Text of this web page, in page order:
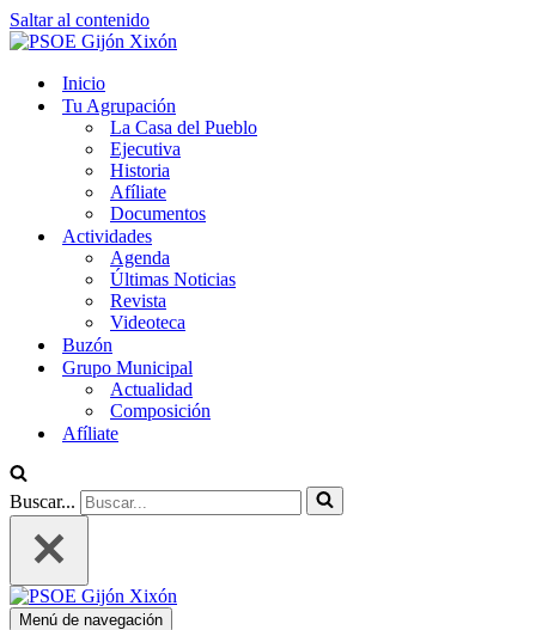
Saltar al contenido
Inicio
Tu Agrupación
La Casa del Pueblo
Ejecutiva
Historia
Afíliate
Documentos
Actividades
Agenda
Últimas Noticias
Revista
Videoteca
Buzón
Grupo Municipal
Actualidad
Composición
Afíliate
Buscar...
Menú de navegación